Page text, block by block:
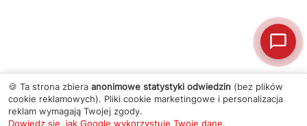
🍪 Ta strona zbiera anonimowe statystyki odwiedzin (bez plików
cookie reklamowych). Pliki cookie marketingowe i personalizacja
reklam wymagają Twojej zgody.
Dowiedz się, jak Google wykorzystuje Twoje dane.